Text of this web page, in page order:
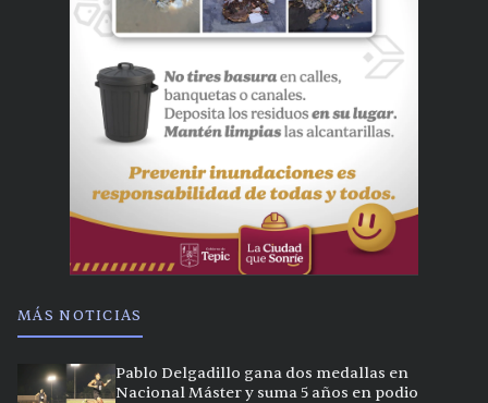
MÁS NOTICIAS
Pablo Delgadillo gana dos medallas en
Nacional Máster y suma 5 años en podio